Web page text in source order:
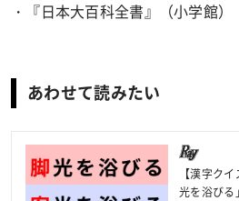
・『日本大百科全書』（小学館）
あわせて読みたい
【漢字ク
光を浴びる